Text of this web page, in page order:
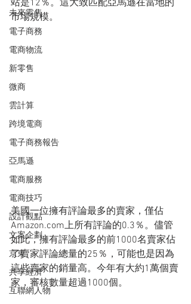
未來零售
電子商務
電商物流
新零售
微商
雲計算
跨境電商
電子商務報告
亞馬遜
電商服務
電商技巧
設計觀點
文案企劃
京東
共享經濟
互聯網人物
站是12％。這大致匹配亞馬遜在當地的
市場規模。
美國一位擁有評論最多的賣家，僅佔
Amazon.com上所有評論的0.3％。儘管
如此，擁有評論最多的前1000名賣家佔
了賣家評論總量的25％，可能也是因為
這些賣家的銷量高。今年有大約1萬個賣
家，審核數量超過1000個。